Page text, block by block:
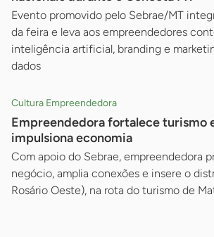
Evento promovido pelo Sebrae/MT
da feira e leva aos empreendedores
inteligência artificial, branding e
dados
Cultura Empreendedora
Empreendedora fortalece turismo
impulsiona economia
Com apoio do Sebrae, empreendedora
negócio, amplia conexões e insere o
Rosário Oeste), na rota do turismo de